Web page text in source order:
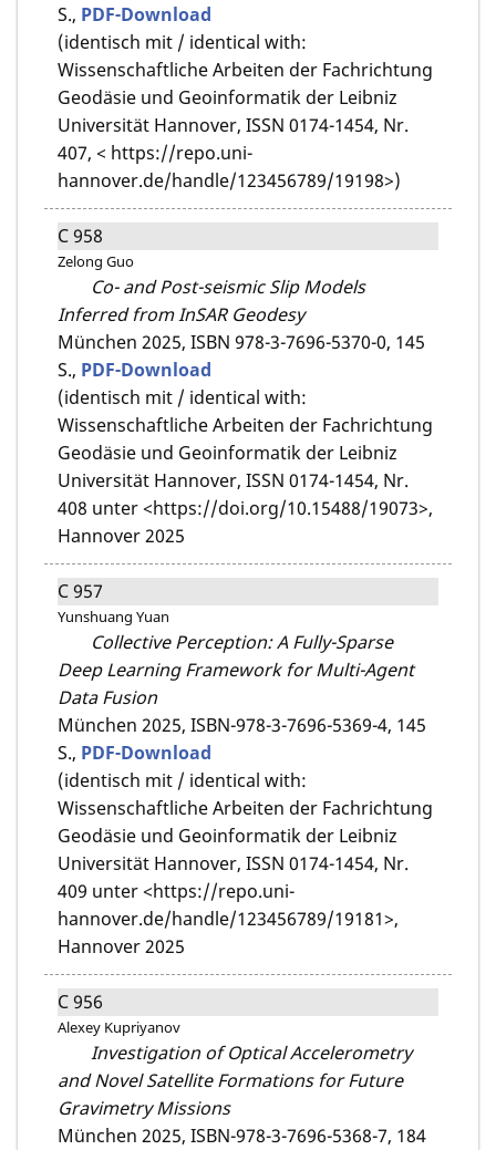
S., PDF-Download
(identisch mit / identical with:
Wissenschaftliche Arbeiten der Fachrichtung
Geodäsie und Geoinformatik der Leibniz
Universität Hannover, ISSN 0174-1454, Nr.
407, < https://repo.uni-
hannover.de/handle/123456789/19198>)
C 958
Zelong Guo
Co- and Post-seismic Slip Models
Inferred from InSAR Geodesy
München 2025, ISBN 978-3-7696-5370-0, 145
S., PDF-Download
(identisch mit / identical with:
Wissenschaftliche Arbeiten der Fachrichtung
Geodäsie und Geoinformatik der Leibniz
Universität Hannover, ISSN 0174-1454, Nr.
408 unter <https://doi.org/10.15488/19073>,
Hannover 2025
C 957
Yunshuang Yuan
Collective Perception: A Fully-Sparse
Deep Learning Framework for Multi-Agent
Data Fusion
München 2025, ISBN-978-3-7696-5369-4, 145
S., PDF-Download
(identisch mit / identical with:
Wissenschaftliche Arbeiten der Fachrichtung
Geodäsie und Geoinformatik der Leibniz
Universität Hannover, ISSN 0174-1454, Nr.
409 unter <https://repo.uni-
hannover.de/handle/123456789/19181>,
Hannover 2025
C 956
Alexey Kupriyanov
Investigation of Optical Accelerometry
and Novel Satellite Formations for Future
Gravimetry Missions
München 2025, ISBN-978-3-7696-5368-7, 184